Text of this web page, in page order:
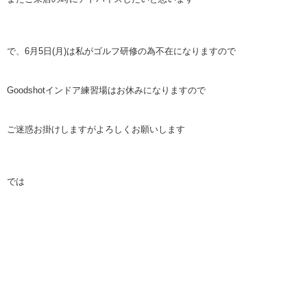
で、6月5日(月)は私がゴルフ研修の為不在になりますので
Goodshotインドア練習場はお休みになりますので
ご迷惑お掛けしますがよろしくお願いします
では